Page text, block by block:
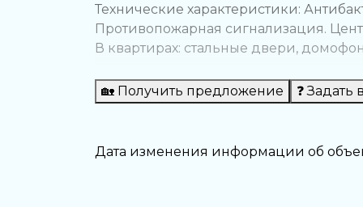
Технические характеристики:
Противопожарная сигнализация.
В квартирах: стальные двери,
на стенах и полах из гранита
Кондиционеры во всех комнатах,
До центра Аланьи — 15 км.
До Анталии — 150 км.
🏡 Получить предложение ❓ Задать
Дата изменения информации об